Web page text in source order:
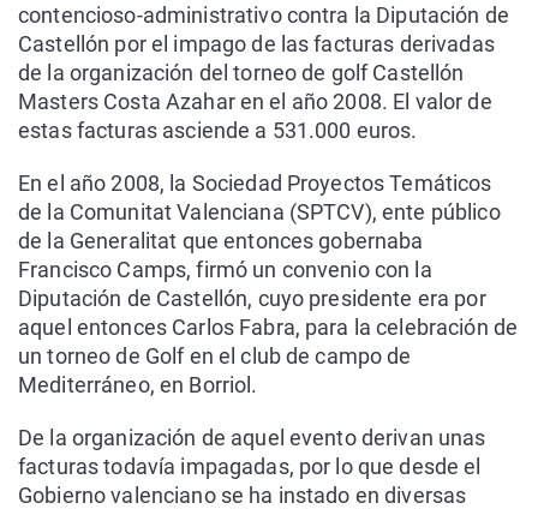
contencioso-administrativo contra la Diputación de
Castellón por el impago de las facturas derivadas
de la organización del torneo de golf Castellón
Masters Costa Azahar en el año 2008. El valor de
estas facturas asciende a 531.000 euros.
En el año 2008, la Sociedad Proyectos Temáticos
de la Comunitat Valenciana (SPTCV), ente público
de la Generalitat que entonces gobernaba
Francisco Camps, firmó un convenio con la
Diputación de Castellón, cuyo presidente era por
aquel entonces Carlos Fabra, para la celebración de
un torneo de Golf en el club de campo de
Mediterráneo, en Borriol.
De la organización de aquel evento derivan unas
facturas todavía impagadas, por lo que desde el
Gobierno valenciano se ha instado en diversas